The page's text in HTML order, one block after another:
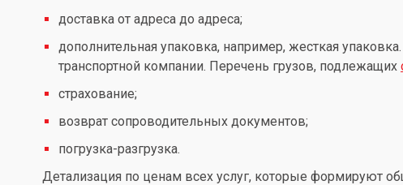
доставка от адреса до адреса;
дополнительная упаковка, например, жесткая
транспортной компании. Перечень грузов, подлежащих
страхование;
возврат сопроводительных документов;
погрузка-разгрузка.
Детализация по ценам всех услуг, которые формируют